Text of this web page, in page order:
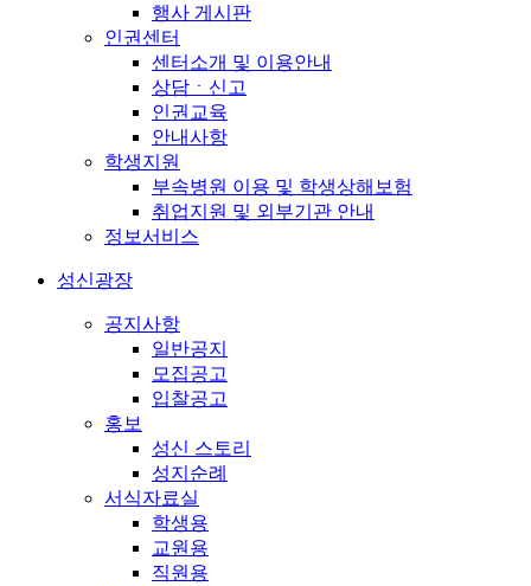
행사 게시판
인권센터
센터소개 및 이용안내
상담ㆍ신고
인권교육
안내사항
학생지원
부속병원 이용 및 학생상해보험
취업지원 및 외부기관 안내
정보서비스
성신광장
공지사항
일반공지
모집공고
입찰공고
홍보
성신 스토리
성지순례
서식자료실
학생용
교원용
직원용